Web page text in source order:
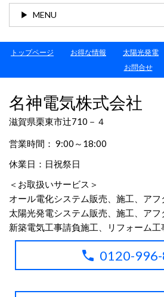
MENU
トップページ お得な情報 太陽光発電
お問合せ
名神電気株式会社
滋賀県栗東市辻710－４
営業時間： 9:00～18:00
休業日：日祝祭日
＜お取扱いサービス＞
オール電化システム販売、施工、アフ
太陽光発電システム販売、施工、アフ
新築電気工事請負施工、リフォーム工
0120-